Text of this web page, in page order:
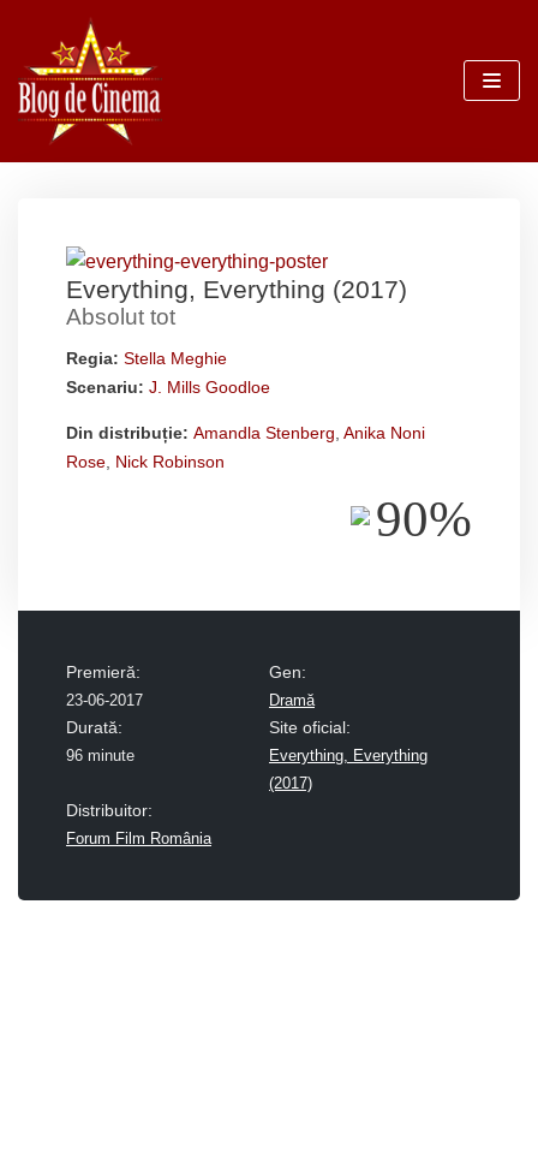
Sari
la
conținut
Everything, Everything (2017)
Absolut tot
Regia: Stella Meghie
Scenariu: J. Mills Goodloe
Din distribuție: Amandla Stenberg Anika Noni
Rose Nick Robinson
90%
Premieră:
23-06-2017
Gen:
Dramă
Durată:
96 minute
Site oficial:
Everything, Everything
(2017)
Distribuitor:
Forum Film România